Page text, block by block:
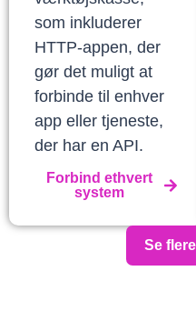
som inkluderer
HTTP-appen, der
gør det muligt at
forbinde til enhver
app eller tjeneste,
der har en API.
Forbind ethvert
system
Se